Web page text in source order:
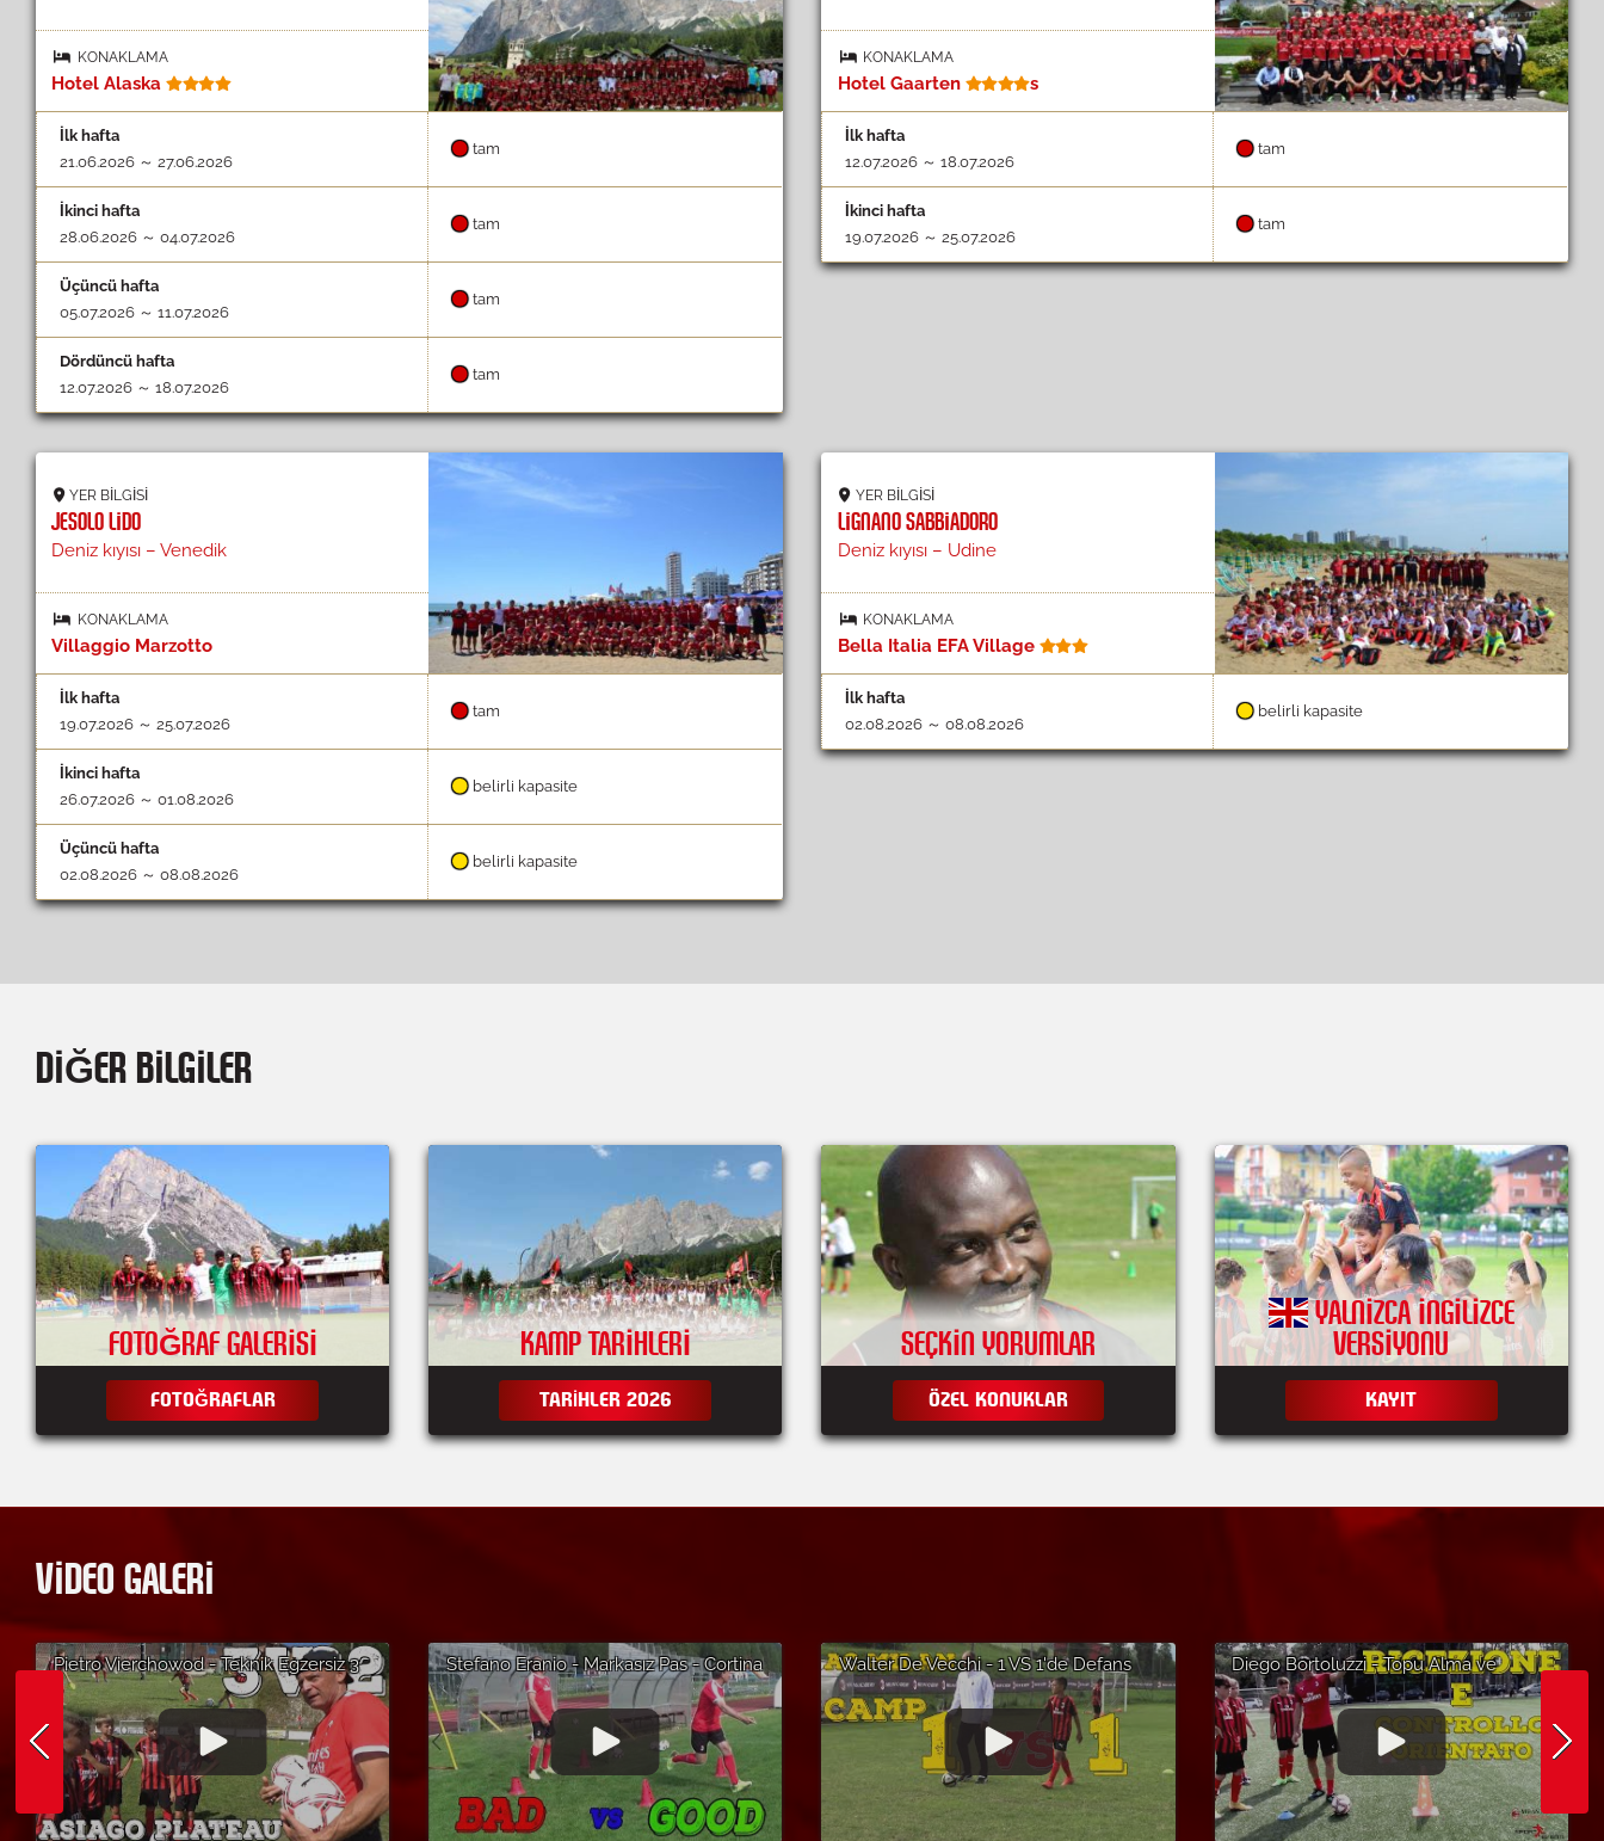
KONAKLAMA
Hotel Alaska
İlk hafta
21.06.2026 ～ 27.06.2026
tam
İkinci hafta
28.06.2026 ～ 04.07.2026
tam
Üçüncü hafta
05.07.2026 ～ 11.07.2026
tam
Dördüncü hafta
12.07.2026 ～ 18.07.2026
tam
KONAKLAMA
Hotel Gaarten s
İlk hafta
12.07.2026 ～ 18.07.2026
tam
İkinci hafta
19.07.2026 ～ 25.07.2026
tam
YER BILGISI
JESOLO LIDO
Deniz kıyısı – Venedik
KONAKLAMA
Villaggio Marzotto
İlk hafta
19.07.2026 ～ 25.07.2026
tam
İkinci hafta
26.07.2026 ～ 01.08.2026
belirli kapasite
Üçüncü hafta
02.08.2026 ～ 08.08.2026
belirli kapasite
YER BILGISI
LIGNANO SABBIADORO
Deniz kıyısı – Udine
KONAKLAMA
Bella Italia EFA Village
İlk hafta
02.08.2026 ～ 08.08.2026
belirli kapasite
DIĞER BILGILER
FOTOĞRAF GALERISI
FOTOĞRAFLAR
KAMP TARIHLERI
TARIHLER 2026
SEÇKIN YORUMLAR
ÖZEL KONUKLAR
YALNIZCA INGILIZCE
VERSIYONU
KAYIT
VIDEO GALERI
Pietro Vierchowod - Teknik Egzersiz 3
VS 2 - Altopiano di Asiago'daki AC
Milan Futbol Yaz Kampı
Stefano Eranio - Markasız Pas - Cortina
d'Ampezzo'da AC Milan Futbol Yaz
Kampı
Walter De Vecchi - 1 VS 1'de Defans
Oyuncusu - Altopiano di Asiago'daki
AC Milan Futbol Yaz Kampı
Diego Bortoluzzi - Topu Alma ve
Kontrol Etme - Lignano
Sabbiadoro'daki AC Milan Futbol Yaz
Kampı